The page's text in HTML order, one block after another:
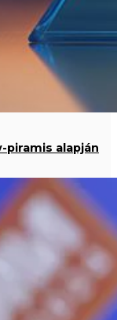
piramis alapján